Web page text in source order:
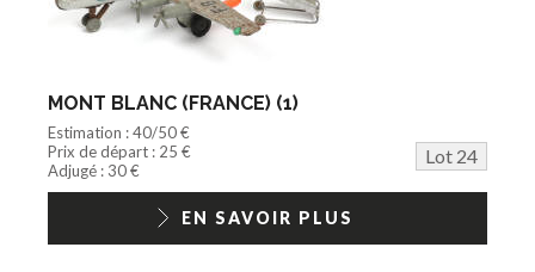
MONT BLANC (FRANCE) (1)
Estimation : 40/50 €
Prix de départ : 25 €
Lot 24
Adjugé : 30 €
EN SAVOIR PLUS